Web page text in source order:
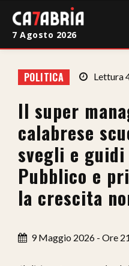
Cronaca
Giudiziaria
Politica
Sport
Attualità
7 Agosto 2026
POLITICA Lettura
Il super
calabrese
svegli e
Pubblico e
la crescita
9 Maggio 2026 - Ore